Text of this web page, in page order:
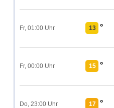
Fr, 01:00 Uhr 13 °
Fr, 00:00 Uhr 15 °
Do, 23:00 Uhr 17 °